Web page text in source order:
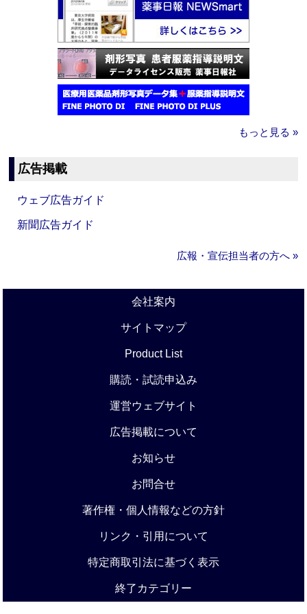
もっと見る »
広告掲載
ウェブ広告ガイド
新聞広告ガイド
広報・宣伝担当者の方へ »
会社案内
サイトマップ
Product List
購読・試読申込み
運営ウェブサイト
広告掲載について
お知らせ
お問合せ
著作権・個人情報などの方針
リンク・引用について
特定商取引法に基づく表示
終了カテゴリー